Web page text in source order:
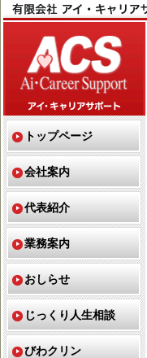
トップページ
会社案内
代表紹介
業務案内
おしらせ
じっくり人生相談
びわクリン